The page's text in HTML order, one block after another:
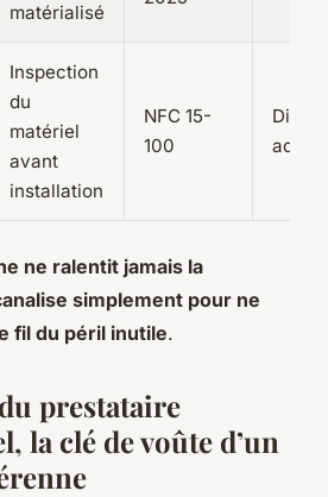
matérialisé
Inspection
du
matériel
avant
installation
NFC 15-
100
ne ralentit jamais la
simplement pour ne
fil du péril inutile.
prestataire
la clé de voûte d’un